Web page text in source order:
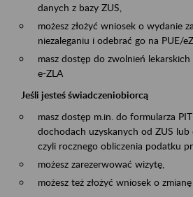
danych z bazy ZUS,
możesz złożyć wniosek o wydanie
niezaleganiu i odebrać go na PUE/
masz dostęp do zwolnień
e-ZLA
Jeśli jesteś świadczeniobiorcą
masz dostęp m.in. do formularza
dochodach uzyskanych od ZUS lub
czyli rocznego obliczenia podatku
możesz zarezerwować wizytę,
możesz też złożyć wniosek o